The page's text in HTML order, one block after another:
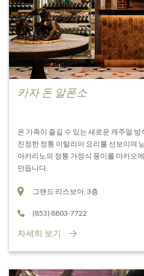
카자 돈 알폰소
온 가족이 즐길 수 있는 새로운 캐주얼
진정한 정통 이탈리아 요리를 선보이며
아카리노의 정통 가정식 풍미를 마카오
만듭니다.
그랜드 리스보아, 3층
(853) 8803-7722
자세히 보기